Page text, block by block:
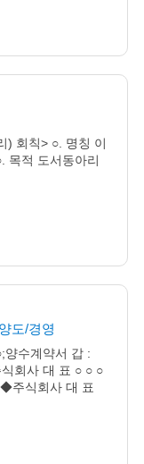
) 회칙> ○. 명칭 이
목적 도서동아리
도/경영
양수계약서 갑 :
사 대 표 ○ ○ ○
식회사 대 표